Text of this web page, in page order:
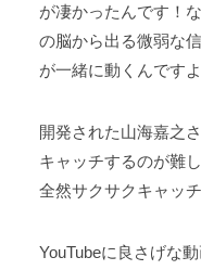
が凄かったんです！
の脳から出る微弱な
が一緒に動くんですよ
開発された山海嘉之
キャッチするのが難
全然サクサクキャッ
YouTubeに良さげな